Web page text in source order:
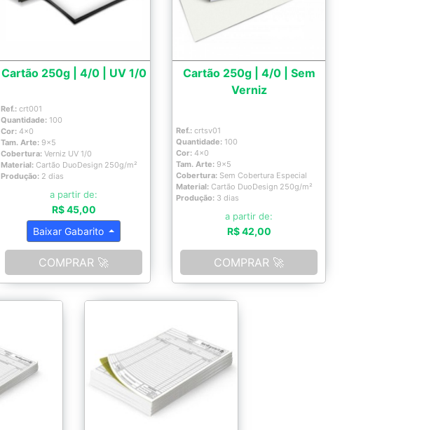
Cartão 250g | 4/0 | UV 1/0
Ref.: crt001
Quantidade: 100
Cor: 4x0
Tam. Arte: 9x5
Cobertura: Verniz UV 1/0
Material: Cartão DuoDesign 250g/m²
Produção: 2 dias
a partir de:
R$ 45,00
Baixar Gabarito
COMPRAR 🚀
Cartão 250g | 4/0 | Sem
Verniz
Ref.: crtsv01
Quantidade: 100
Cor: 4x0
Tam. Arte: 9x5
Cobertura: Sem Cobertura Especial
Material: Cartão DuoDesign 250g/m²
Produção: 3 dias
a partir de:
R$ 42,00
COMPRAR 🚀